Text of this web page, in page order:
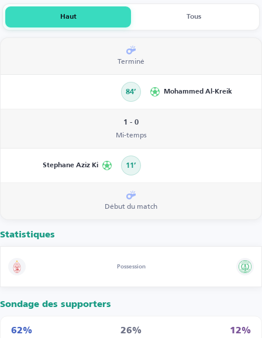
Haut Tous
Terminé
84’ Mohammed Al-Kreik
1 - 0
Mi-temps
Stephane Aziz Ki 11’
Début du match
Statistiques
Possession
Sondage des supporters
62% 26% 12%